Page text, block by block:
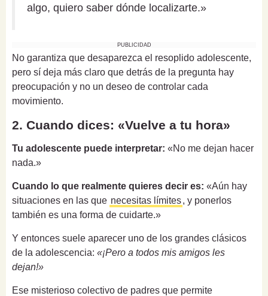
algo, quiero saber dónde localizarte.»
PUBLICIDAD
No garantiza que desaparezca el resoplido adolescente,
pero sí deja más claro que detrás de la pregunta hay
preocupación y no un deseo de controlar cada
movimiento.
2. Cuando dices: «Vuelve a tu hora»
Tu adolescente puede interpretar: «No me dejan hacer
nada.»
Cuando lo que realmente quieres decir es: «Aún hay
situaciones en las que necesitas límites, y ponerlos
también es una forma de cuidarte.»
Y entonces suele aparecer uno de los grandes clásicos
de la adolescencia: «¡Pero a todos mis amigos les
dejan!»
Ese misterioso colectivo de padres que permite